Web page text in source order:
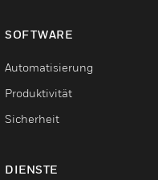
SOFTWARE
Automatisierung
Produktivität
Sicherheit
DIENSTE